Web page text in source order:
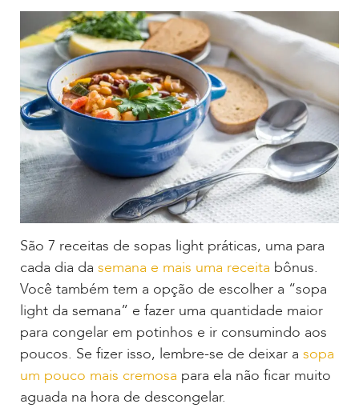
São 7 receitas de sopas light práticas, uma para
cada dia da semana e mais uma receita bônus.
Você também tem a opção de escolher a “sopa
light da semana” e fazer uma quantidade maior
para congelar em potinhos e ir consumindo aos
poucos. Se fizer isso, lembre-se de deixar a sopa
um pouco mais cremosa para ela não ficar muito
aguada na hora de descongelar.